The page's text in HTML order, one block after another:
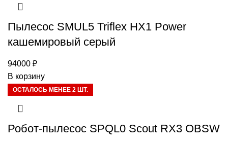
Пылесос SMUL5 Triflex HX1 Power
кашемировый серый
94000 ₽
В корзину
ОСТАЛОСЬ МЕНЕЕ 2 ШТ.
Робот-пылесос SPQL0 Scout RX3 OBSW